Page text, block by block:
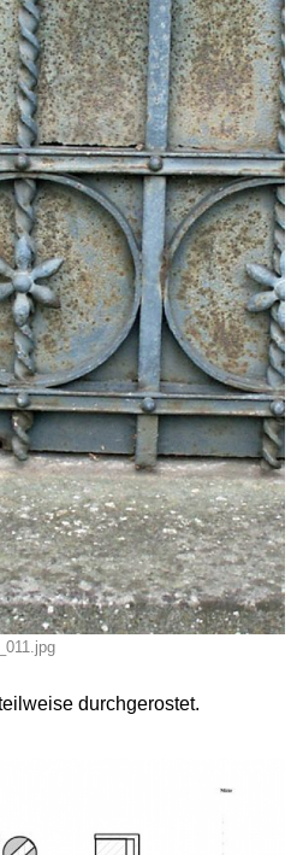
durchgerostet.